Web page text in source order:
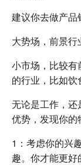
建议你去做产品
大势场，前景行
小市场，比较
的行业，比如
无论是工作，还
优势，发现你的
1：考虑你的兴
趣。你才能更好